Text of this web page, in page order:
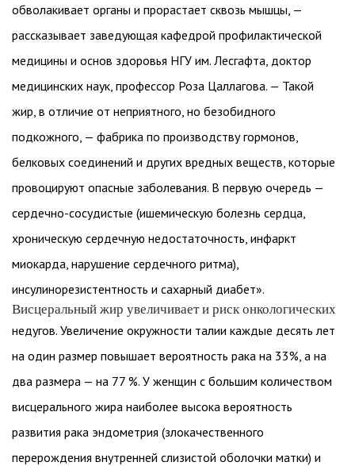
обволакивает органы и прорастает сквозь мышцы, —
рассказывает заведующая кафедрой профилактической
медицины и основ здоровья НГУ им. Лесгафта, доктор
медицинских наук, профессор Роза Цаллагова. — Такой
жир, в отличие от неприятного, но безобидного
подкожного, — фабрика по производству гормонов,
белковых соединений и других вредных веществ, которые
провоцируют опасные заболевания. В первую очередь —
сердечно-сосудистые (ишемическую болезнь сердца,
хроническую сердечную недостаточность, инфаркт
миокарда, нарушение сердечного ритма),
инсулинорезистентность и сахарный диабет».
Висцеральный жир увеличивает и риск онкологических
недугов. Увеличение окружности талии каждые десять лет
на один размер повышает вероятность рака на 33%, а на
два размера — на 77 %. У женщин с большим количеством
висцерального жира наиболее высока вероятность
развития рака эндометрия (злокачественного
перерождения внутренней слизистой оболочки матки) и